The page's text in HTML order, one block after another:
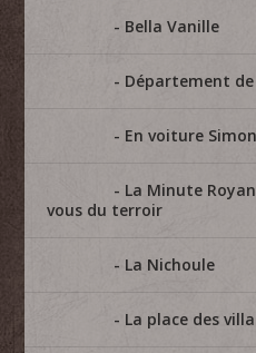
Bella Vanille
Département
En voiture
La Minute
vous du terroir
La Nichoule
La place des